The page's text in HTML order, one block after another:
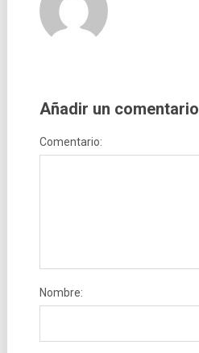
Añadir un comentario
Comentario:
Nombre: